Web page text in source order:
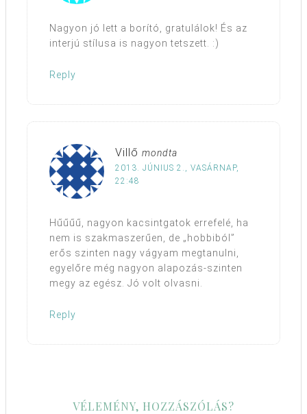
Nagyon jó lett a borító, gratulálok! És az
interjú stílusa is nagyon tetszett. :)
Reply
Villő mondta
2013. JÚNIUS 2., VASÁRNAP,
22:48
Hűűűű, nagyon kacsintgatok errefelé, ha
nem is szakmaszerűen, de „hobbiból”
erős szinten nagy vágyam megtanulni,
egyelőre még nagyon alapozás-szinten
megy az egész. Jó volt olvasni.
Reply
VÉLEMÉNY, HOZZÁSZÓLÁS?